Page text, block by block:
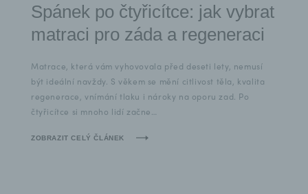
Spánek po čtyřicítce: jak vybrat
matraci pro záda a regeneraci
Matrace, která vám vyhovovala před deseti lety, nemusí
být ideální navždy. S věkem se mění citlivost těla, kvalita
regenerace, vnímání tlaku i nároky na oporu zad. Po
čtyřicítce si mnoho lidí začne…
ZOBRAZIT CELÝ ČLÁNEK